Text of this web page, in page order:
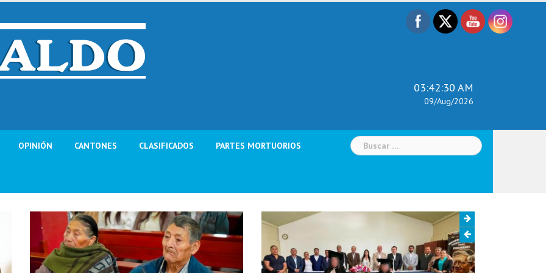
03:42:31 AM
09/Aug/2026
OPINIÓN CANTONES CLASIFICADOS PARTES MORTUORIOS Buscar: